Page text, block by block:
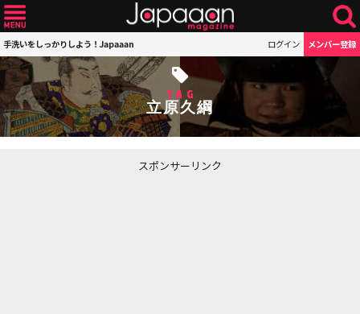
手洗いをしっかりしよう！Japaaan ログイン メンバー登録
TAG
立原久綱
スポンサーリンク